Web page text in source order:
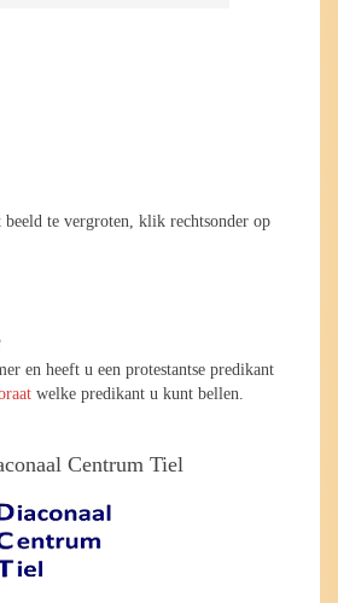
te vergroten, klik rechtsonder op
en heeft u een protestantse predikant
welke predikant u kunt bellen.
Centrum Tiel